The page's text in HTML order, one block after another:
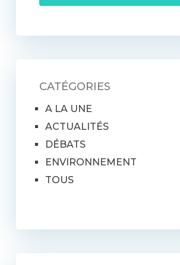
CATÉGORIES
A LA UNE
ACTUALITÉS
DÉBATS
ENVIRONNEMENT
TOUS